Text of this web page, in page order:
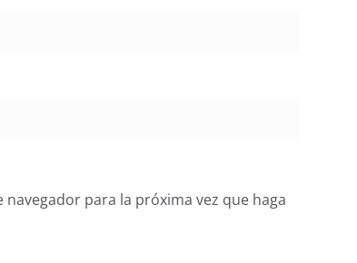
para la próxima vez que haga